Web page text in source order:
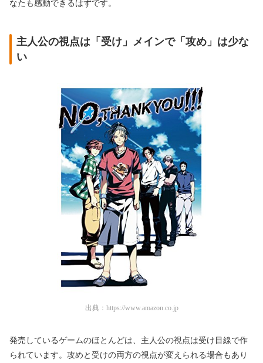
なたも感動できるはずです。
主人公の視点は「受け」メインで「攻め」は少な
い
出典： https://www.amazon.co.jp
発売しているゲームのほとんどは、主人公の視点は受け目線で作
られています。攻めと受けの両方の視点が変えられる場合もあり